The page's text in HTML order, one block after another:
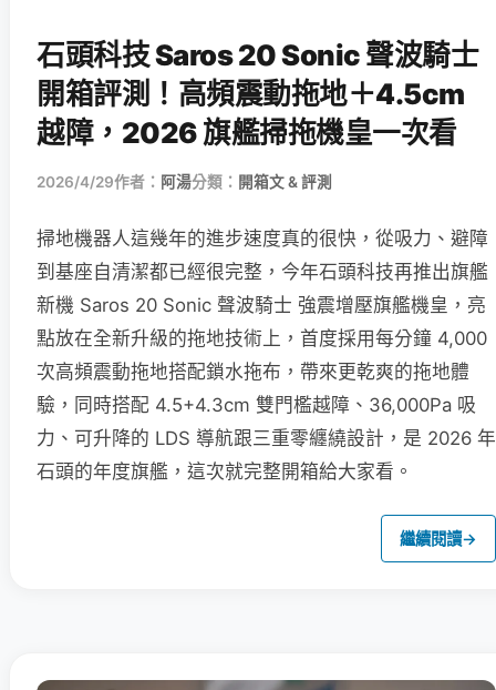
石頭科技 Saros 20 Sonic 聲波騎士
開箱評測！高頻震動拖地＋4.5cm
越障，2026 旗艦掃拖機皇一次看
2026/4/29作者： 阿湯分類： 開箱文 & 評測
掃地機器人這幾年的進步速度真的很快，從吸力、避障
到基座自清潔都已經很完整，今年石頭科技再推出旗艦
新機 Saros 20 Sonic 聲波騎士 強震增壓旗艦機皇，亮
點放在全新升級的拖地技術上，首度採用每分鐘 4,000
次高頻震動拖地搭配鎖水拖布，帶來更乾爽的拖地體
驗，同時搭配 4.5+4.3cm 雙門檻越障、36,000Pa 吸
力、可升降的 LDS 導航跟三重零纏繞設計，是 2026 年
石頭的年度旗艦，這次就完整開箱給大家看。
繼續閱讀→